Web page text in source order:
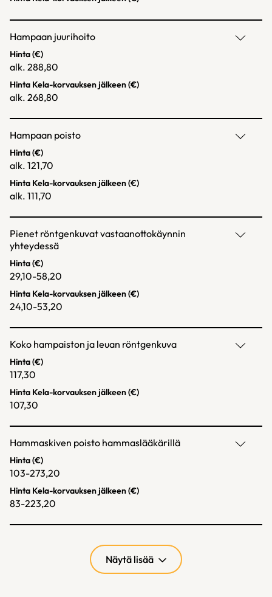
Hampaan juurihoito
Hinta (€)
alk. 288,80
Hinta Kela-korvauksen jälkeen (€)
alk. 268,80
Hampaan poisto
Hinta (€)
alk. 121,70
Hinta Kela-korvauksen jälkeen (€)
alk. 111,70
Pienet röntgenkuvat vastaanottokäynnin
yhteydessä
Hinta (€)
29,10-58,20
Hinta Kela-korvauksen jälkeen (€)
24,10-53,20
Koko hampaiston ja leuan röntgenkuva
Hinta (€)
117,30
Hinta Kela-korvauksen jälkeen (€)
107,30
Hammaskiven poisto hammaslääkärillä
Hinta (€)
103-273,20
Hinta Kela-korvauksen jälkeen (€)
83-223,20
Näytä lisää